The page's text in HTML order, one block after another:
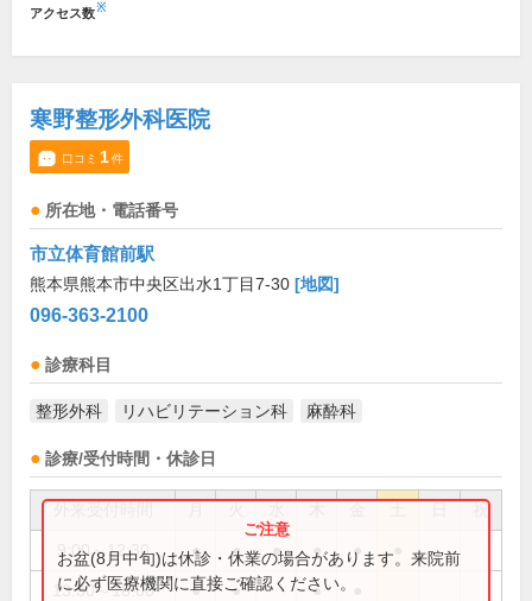
アクセス数※
寒野整形外科医院
口コミ 1件
所在地・電話番号
市立体育館前駅
熊本県熊本市中央区出水1丁目7-30 [地図]
096-363-2100
診療科目
整形外科 リハビリテーション科 麻酔科
診療/受付時間・休診日
祝
9:00～12:30 ● ● ● ● ●
13:30～18:00 ● ● ●
お盆(8月中旬)は休診・休業の場合があります。来院前
に必ず医療機関に直接ご確認ください。